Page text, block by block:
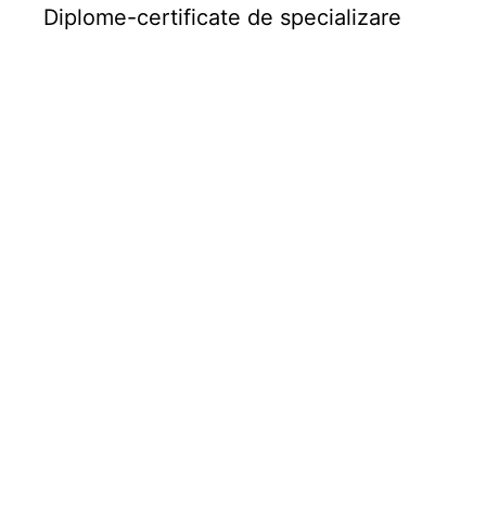
Diplome-certificate de specializare